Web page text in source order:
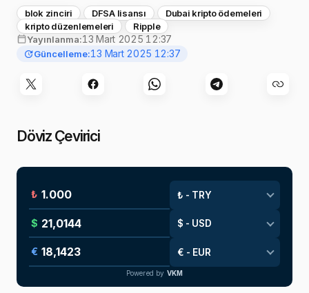
blok zinciri DFSA lisansı
Dubai kripto ödemeleri
kripto düzenlemeleri
Ripple
Yayınlanma:13 Mart 2025 12:37
Güncelleme:13 Mart 2025 12:37
Döviz Çevirici
₺
$
€
Powered by VKM